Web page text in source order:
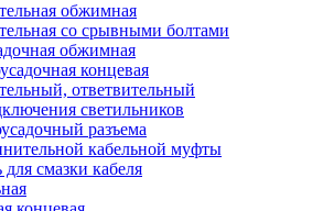
обжимная
со срывными болтами
обжимная
концевая
ответвительный
светильников
разъема
кабельной муфты
смазки кабеля